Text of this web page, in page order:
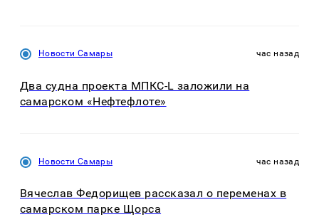
Новости Самары час назад
Два судна проекта МПКС-L заложили на
самарском «Нефтефлоте»
Новости Самары час назад
Вячеслав Федорищев рассказал о переменах в
самарском парке Щорса